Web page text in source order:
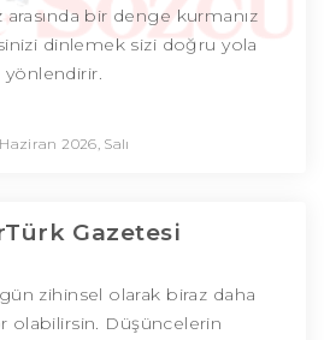
bir denge kurmanız
dinlemek sizi doğru yola
yönlendirir.
2026, Salı
Gazetesi
zihinsel olarak biraz daha
olabilirsin. Düşüncelerin